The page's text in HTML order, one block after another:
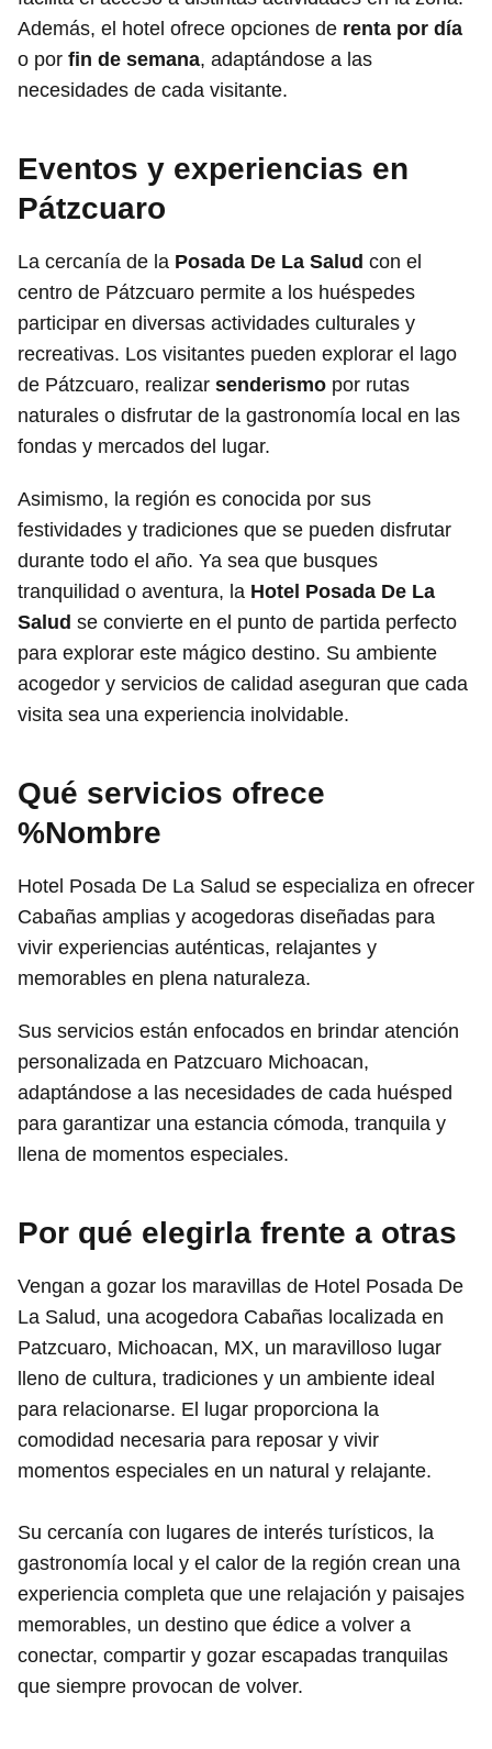
Además, el hotel ofrece opciones de renta por día
o por fin de semana, adaptándose a las
necesidades de cada visitante.
Eventos y experiencias en
Pátzcuaro
La cercanía de la Posada De La Salud con el
centro de Pátzcuaro permite a los huéspedes
participar en diversas actividades culturales y
recreativas. Los visitantes pueden explorar el lago
de Pátzcuaro, realizar senderismo por rutas
naturales o disfrutar de la gastronomía local en las
fondas y mercados del lugar.
Asimismo, la región es conocida por sus
festividades y tradiciones que se pueden disfrutar
durante todo el año. Ya sea que busques
tranquilidad o aventura, la Hotel Posada De La
Salud se convierte en el punto de partida perfecto
para explorar este mágico destino. Su ambiente
acogedor y servicios de calidad aseguran que cada
visita sea una experiencia inolvidable.
Qué servicios ofrece
%Nombre
Hotel Posada De La Salud se especializa en ofrecer
Cabañas amplias y acogedoras diseñadas para
vivir experiencias auténticas, relajantes y
memorables en plena naturaleza.
Sus servicios están enfocados en brindar atención
personalizada en Patzcuaro Michoacan,
adaptándose a las necesidades de cada huésped
para garantizar una estancia cómoda, tranquila y
llena de momentos especiales.
Por qué elegirla frente a otras
Vengan a gozar los maravillas de Hotel Posada De
La Salud, una acogedora Cabañas localizada en
Patzcuaro, Michoacan, MX, un maravilloso lugar
lleno de cultura, tradiciones y un ambiente ideal
para relacionarse. El lugar proporciona la
comodidad necesaria para reposar y vivir
momentos especiales en un natural y relajante.
Su cercanía con lugares de interés turísticos, la
gastronomía local y el calor de la región crean una
experiencia completa que une relajación y paisajes
memorables, un destino que édice a volver a
conectar, compartir y gozar escapadas tranquilas
que siempre provocan de volver.